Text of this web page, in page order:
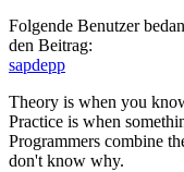
Folgende Benutzer
den Beitrag:
sapdepp
Theory is when you
Practice is when
Programmers combine
don't know why.